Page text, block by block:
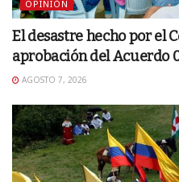
OPINIÓN
El desastre hecho por el
aprobación del Acuerdo
AGOSTO 7, 2026